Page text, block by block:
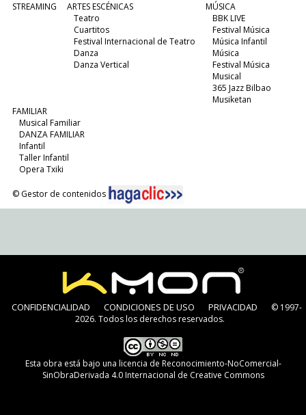
STREAMING
ARTES ESCÉNICAS
Teatro
Cuartitos
Festival Internacional de Teatro
Danza
Danza Vertical
MÚSICA
BBK LIVE
Festival Música
Música Infantil
Música
Festival Música
Musical
365 Jazz Bilbao
Musiketan
FAMILIAR
Musical Familiar
DANZA FAMILIAR
Infantil
Taller Infantil
Opera Txiki
© Gestor de contenidos
CONFIDENCIALIDAD CONDICIONES DE USO PRIVACIDAD
© 1997-
2026. Todos los derechos reservados.
Esta obra está bajo una licencia de Reconocimiento-NoComercial-
SinObraDerivada 4.0 Internacional de Creative Commons